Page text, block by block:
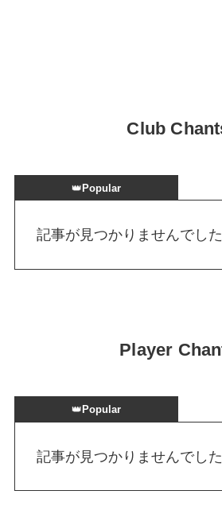
Club
👑Popular
記事が見つかりませんでした
Player
👑 Popular
記事が見つかりませんでした